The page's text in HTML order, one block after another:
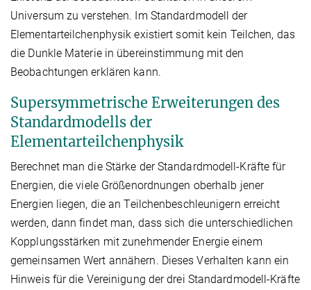
Universum zu verstehen. Im Standardmodell der
Elementarteilchenphysik existiert somit kein Teilchen, das
die Dunkle Materie in übereinstimmung mit den
Beobachtungen erklären kann.
Supersymmetrische Erweiterungen des
Standardmodells der
Elementarteilchenphysik
Berechnet man die Stärke der Standardmodell-Kräfte für
Energien, die viele Größenordnungen oberhalb jener
Energien liegen, die an Teilchenbeschleunigern erreicht
werden, dann findet man, dass sich die unterschiedlichen
Kopplungsstärken mit zunehmender Energie einem
gemeinsamen Wert annähern. Dieses Verhalten kann ein
Hinweis für die Vereinigung der drei Standardmodell-Kräfte